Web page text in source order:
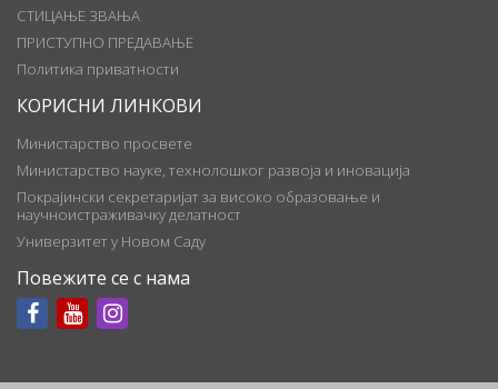
СТИЦАЊЕ ЗВАЊА
ПРИСТУПНО ПРЕДАВАЊЕ
Политика приватности
КОРИСНИ ЛИНКОВИ
Министарство просвете
Министарство науке, технолошког развоја и иновација
Покрајински секретаријат за високо образовање и
научноистраживачку делатност
Универзитет у Новом Саду
Повежите се с нама